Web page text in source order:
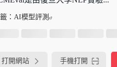
： AI模型評測
打開網站 手機打開